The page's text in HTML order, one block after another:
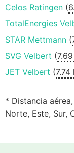
Celos Ratingen (
TotalEnergies
STAR Mettmann (
SVG Velbert (
JET Velbert (7.74
* Distancia
Norte, Este, Sur,